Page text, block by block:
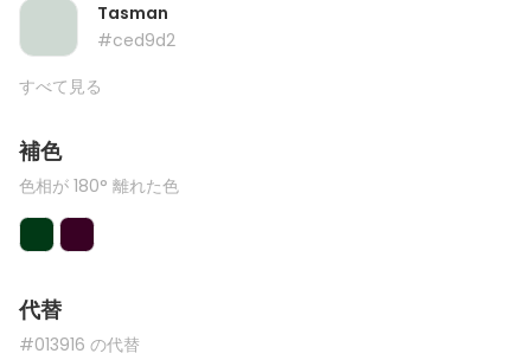
Tasman
#ced9d2
すべて見る
補色
色相が 180° 離れた色
代替
#013916 の代替